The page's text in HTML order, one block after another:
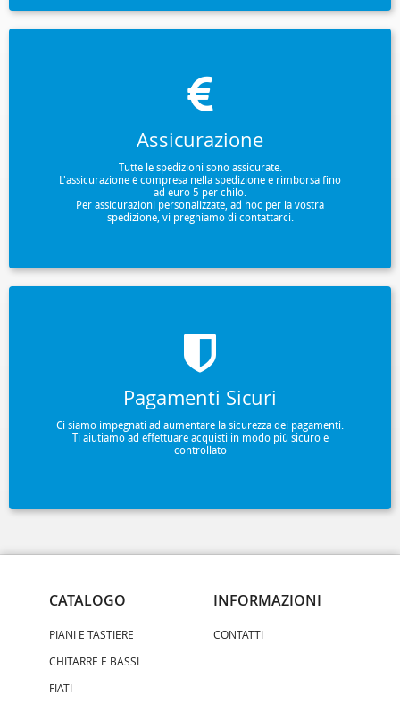
Assicurazione
Tutte le spedizioni sono assicurate.
L'assicurazione è compresa nella spedizione e rimborsa fino
ad euro 5 per chilo.
Per assicurazioni personalizzate, ad hoc per la vostra
spedizione, vi preghiamo di contattarci.
Pagamenti Sicuri
Ci siamo impegnati ad aumentare la sicurezza dei pagamenti.
Ti aiutiamo ad effettuare acquisti in modo più sicuro e
controllato
CATALOGO
PIANI E TASTIERE
CHITARRE E BASSI
FIATI
INFORMAZIONI
CONTATTI